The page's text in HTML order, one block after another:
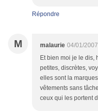
Répondre
M malaurie 04/01/
Et bien moi je le dis,
petites, discrètes,
elles sont la
vêtements sans
ceux qui les portent